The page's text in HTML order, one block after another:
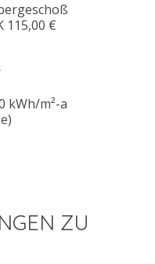
115,00 €
kWh/m²-a
ZU